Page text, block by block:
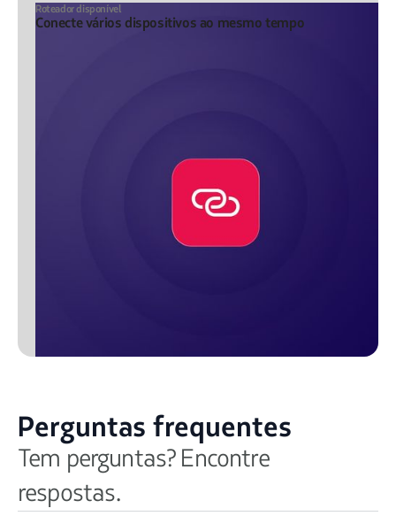
Roteador disponível
Conecte vários dispositivos ao mesmo tempo
Perguntas frequentes
Tem perguntas? Encontre
respostas.